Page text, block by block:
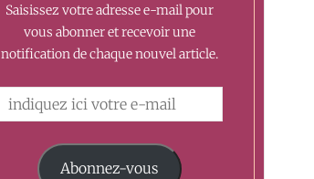
Saisissez votre adresse e-mail pour
vous abonner et recevoir une
notification de chaque nouvel article.
Abonnez-vous